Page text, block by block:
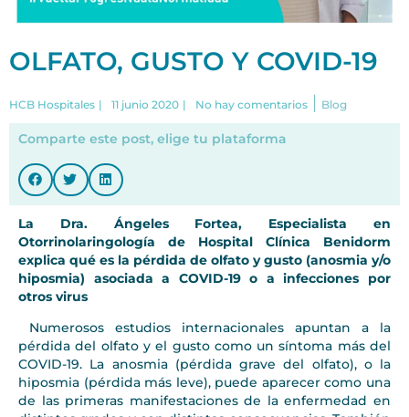
OLFATO, GUSTO Y COVID-19
HCB Hospitales | 11 junio 2020 | No hay comentarios Blog
Comparte este post, elige tu plataforma
La Dra. Ángeles Fortea, Especialista en
Otorrinolaringología de Hospital Clínica Benidorm
explica qué es la pérdida de olfato y gusto (anosmia y/o
hiposmia) asociada a COVID-19 o a infecciones por
otros virus
Numerosos estudios internacionales apuntan a la
pérdida del olfato y el gusto como un síntoma más del
COVID-19. La anosmia (pérdida grave del olfato), o la
hiposmia (pérdida más leve), puede aparecer como una
de las primeras manifestaciones de la enfermedad en